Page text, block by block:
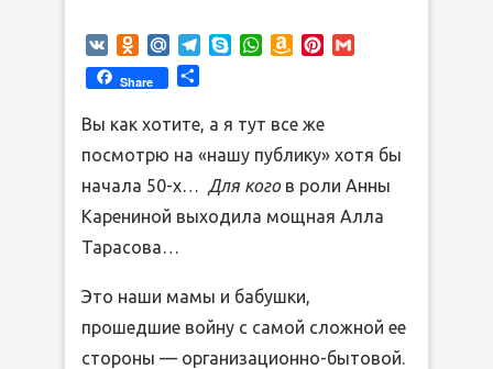
VK Odnoklassniki
Mail.RuTelegram
SkypeWhatsApp
AmazonPinterest
Share
Вы как хотите, а я тут все же
посмотрю на «нашу публику» хотя бы
начала 50-х… Для когов роли Анны
Карениной выходила мощная Алла
Тарасова…
Это наши мамы и бабушки,
прошедшие войну с самой сложной ее
стороны — организационно-бытовой.